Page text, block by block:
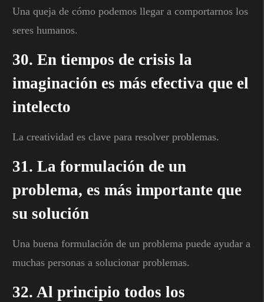
Una queja de cómo podemos llegar a comportarnos los
seres humanos.
30. En tiempos de crisis la
imaginación es más efectiva que el
intelecto
La creatividad es clave para resolver problemas.
31. La formulación de un
problema, es más importante que
su solución
Una buena formulación de un problema puede ayudar a
muchas personas a solucionar problemas.
32. Al principio todos los